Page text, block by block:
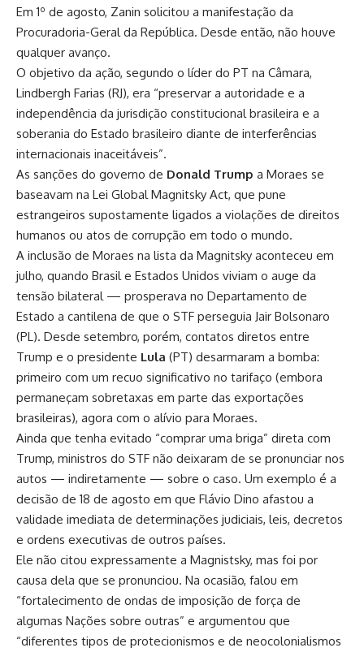
Em 1º de agosto, Zanin solicitou a manifestação da
Procuradoria-Geral da República. Desde então, não houve
qualquer avanço.
O objetivo da ação, segundo o líder do PT na Câmara,
Lindbergh Farias (RJ), era “preservar a autoridade e a
independência da jurisdição constitucional brasileira e a
soberania do Estado brasileiro diante de interferências
internacionais inaceitáveis”.
As sanções do governo de Donald Trump a Moraes se
baseavam na Lei Global Magnitsky Act, que pune
estrangeiros supostamente ligados a violações de direitos
humanos ou atos de corrupção em todo o mundo.
A inclusão de Moraes na lista da Magnitsky aconteceu em
julho, quando Brasil e Estados Unidos viviam o auge da
tensão bilateral — prosperava no Departamento de
Estado a cantilena de que o STF perseguia Jair Bolsonaro
(PL). Desde setembro, porém, contatos diretos entre
Trump e o presidente Lula (PT) desarmaram a bomba:
primeiro com um recuo significativo no tarifaço (embora
permaneçam sobretaxas em parte das exportações
brasileiras), agora com o alívio para Moraes.
Ainda que tenha evitado “comprar uma briga” direta com
Trump, ministros do STF não deixaram de se pronunciar nos
autos — indiretamente — sobre o caso. Um exemplo é a
decisão de 18 de agosto em que Flávio Dino afastou a
validade imediata de determinações judiciais, leis, decretos
e ordens executivas de outros países.
Ele não citou expressamente a Magnistsky, mas foi por
causa dela que se pronunciou. Na ocasião, falou em
“fortalecimento de ondas de imposição de força de
algumas Nações sobre outras” e argumentou que
“diferentes tipos de protecionismos e de neocolonialismos